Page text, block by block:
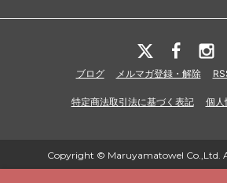
ブログ メルマガ登録・解除
特定商法取引法に基づく表記 個人
Copyright © Maruyamatowel Co.,Ltd.